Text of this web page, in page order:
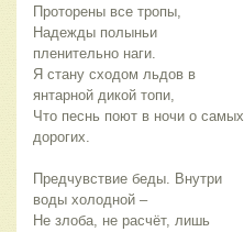
Проторены все тропы,
Надежды полыньи
пленительно наги.
Я стану сходом льдов в
янтарной дикой топи,
Что песнь поют в ночи о самых
дорогих.
Предчувствие беды. Внутри
воды холодной –
Не злоба, не расчёт, лишь